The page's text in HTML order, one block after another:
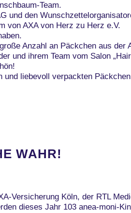
Team.
und den
von AXA von Herz zu Herz e.V.
Anzahl an Päckchen aus der
und ihrem Team vom Salon
liebevoll verpackten
WAHR!
Versicherung Köln, der RTL
dieses Jahr 103 anea-moni-